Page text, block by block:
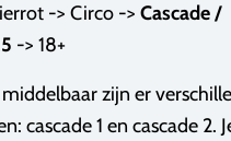
-> Circo -> Cascade /
-> 18+
zijn er
cascade 1 en cascade 2.